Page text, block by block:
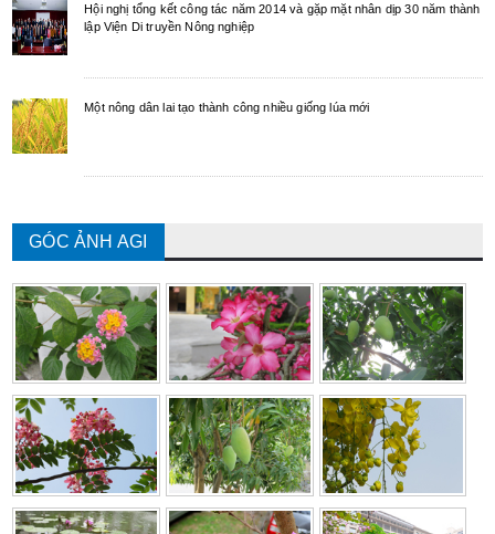
Hội nghị tổng kết công tác năm 2014 và gặp mặt nhân dịp 30 năm thành
lập Viện Di truyền Nông nghiệp
Một nông dân lai tạo thành công nhiều giống lúa mới
GÓC ẢNH AGI